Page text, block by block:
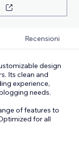
Recensioni
design
Its clean and
experience,
needs.
of features to
for all